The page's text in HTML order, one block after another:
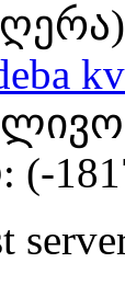
(-